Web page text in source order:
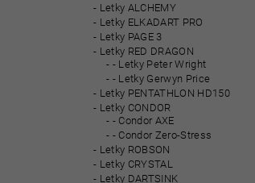
Letky ALCHEMY
Letky ELKADART PRO
Letky PAGE 3
Letky RED DRAGON
- Letky Peter Wright
- Letky Gerwyn Price
Letky PENTATHLON HD150
Letky CONDOR
- Condor AXE
- Condor Zero-Stress
Letky ROBSON
Letky CRYSTAL
Letky DARTSINK